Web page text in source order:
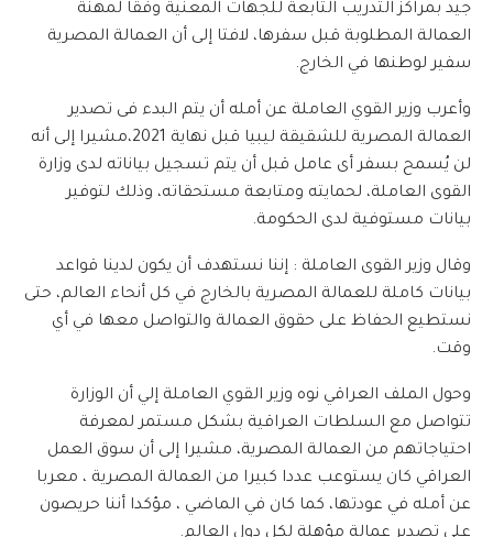
جيد بمراكز التدريب التابعة للجهات المعنية وفقا لمهنة
العمالة المطلوبة قبل سفرها، لافتا إلى أن العمالة المصرية
سفير لوطنها في الخارج.
وأعرب وزير القوي العاملة عن أمله أن يتم البدء فى تصدير
العمالة المصرية للشقيقة ليبيا قبل نهاية 2021،مشيرا إلى أنه
لن يُسمح بسفر أى عامل قبل أن يتم تسجيل بياناته لدى وزارة
القوى العاملة، لحمايته ومتابعة مستحقاته، وذلك لتوفير
بيانات مستوفية لدى الحكومة.
وقال وزير القوى العاملة : إننا نستهدف أن يكون لدينا قواعد
بيانات كاملة للعمالة المصرية بالخارج في كل أنحاء العالم، حتى
نستطيع الحفاظ على حقوق العمالة والتواصل معها في أي
وقت.
وحول الملف العراقي نوه وزير القوي العاملة إلي أن الوزارة
تتواصل مع السلطات العراقية بشكل مستمر لمعرفة
احتياجاتهم من العمالة المصرية، مشيرا إلى أن سوق العمل
العراقي كان يستوعب عددا كبيرا من العمالة المصرية ، معربا
عن أمله في عودتها، كما كان في الماضي ، مؤكدا أننا حريصون